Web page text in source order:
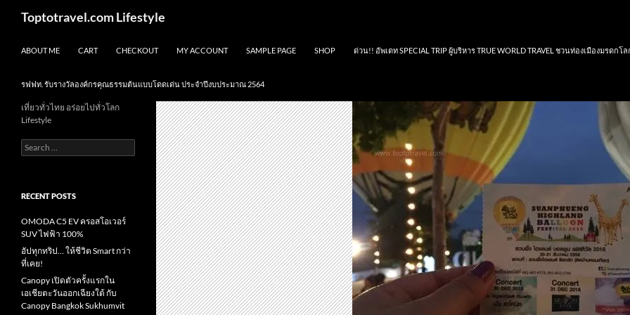
Toptotravel.com Lifestyle
ABOUT ME CART CHECKOUT MY ACCOUNT SAMPLE PAGE SHOP ด่วน!! อัพเดท SPECIAL TRIP ผู้บริหาร TRUE WORLD TRAVEL ชวนท่องเมืองมรดกโล
รฟฟท. รับรางวัลองค์กรคุณธรรมต้นแบบโดดเด่น ประจำปีงบประมาณ 2564
เที่ยวทั่วไทย อร่อยไปทั่วโลก
Lifestyle
Search
for:
RECENT POSTS
OMODA C5 EV ครอสโอเวอร์
SUV ไฟฟ้า 100%
อัปทุกทริป… ให้ชีวิต Smart กว่า
ที่เคย!
Canopy เปิดตัวครั้งแรกใน
เอเชียตะวันออกเฉียงใต้ กับ
Canopy Bangkok Sukhumvit